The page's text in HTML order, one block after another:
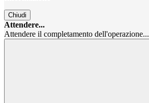
Chiudi
Attendere...
Attendere il completamento dell'operazione...